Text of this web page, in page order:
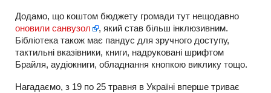
Додамо, що коштом бюджету громади тут нещодавно
оновили санвузол
, який став більш інклюзивним.
Бібліотека також має пандус для зручного доступу,
тактильні вказівники, книги, надруковані шрифтом
Брайля, аудіокниги, обладнання кнопкою виклику тощо.
Нагадаємо, з 19 по 25 травня в Україні вперше триває